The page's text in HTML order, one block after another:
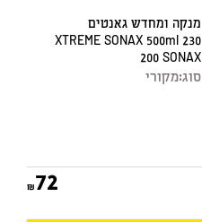
מנקה ומחדש גאנטים
XTREME SONAX 500ml 230
200 SONAX
סוג:מקורי
72